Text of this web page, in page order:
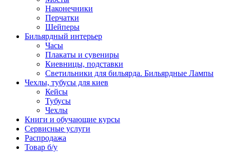
Наконечники
Перчатки
Шейперы
Бильярдный интерьер
Часы
Плакаты и сувениры
Киевницы, подставки
Светильники для бильярда. Бильярдные Лампы
Чехлы, тубусы для киев
Кейсы
Тубусы
Чехлы
Книги и обучающие курсы
Сервисные услуги
Распродажа
Товар б/у